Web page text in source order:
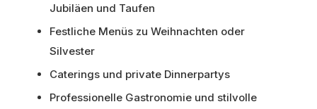
Jubiläen und Taufen
Festliche Menüs zu Weihnachten oder
Silvester
Caterings und private Dinnerpartys
Professionelle Gastronomie und stilvolle